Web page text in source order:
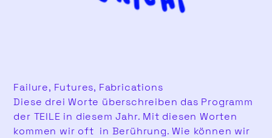
Failure, Futures, Fabrications
Diese drei Worte überschreiben das Programm
der TEILE in diesem Jahr. Mit diesen Worten
kommen wir oft in Berührung. Wie können wir